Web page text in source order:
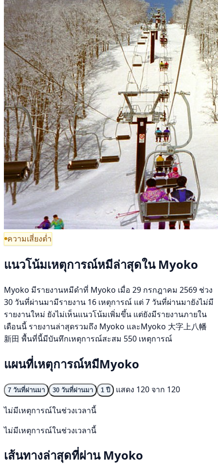
ความเสี่ยงต่ำ
แนวโน้มเหตุการณ์หมีล่าสุดใน Myoko
Myoko มีรายงานหมีดำที่ Myoko เมื่อ 29 กรกฎาคม 2569 ช่วง
30 วันที่ผ่านมามีรายงาน 16 เหตุการณ์ แต่ 7 วันที่ผ่านมายังไม่มี
รายงานใหม่ ยังไม่เห็นแนวโน้มเพิ่มขึ้น แต่ยังมีรายงานภายใน
เดือนนี้ รายงานล่าสุดรวมถึง Myoko และMyoko 大字上八幡
新田 พื้นที่นี้มีบันทึกเหตุการณ์สะสม 550 เหตุการณ์
แผนที่เหตุการณ์หมีMyoko
7 วันที่ผ่านมา 30 วันที่ผ่านมา 1 ปี
แสดง 120 จาก 120
ไม่มีเหตุการณ์ในช่วงเวลานี้
ไม่มีเหตุการณ์ในช่วงเวลานี้
เส้นทางล่าสุดที่ผ่าน Myoko